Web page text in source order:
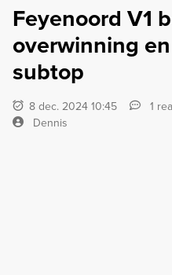
Feyenoord V1
overwinning
subtop
8 dec. 2024 10:45
1
Dennis